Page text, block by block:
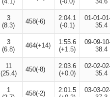
3
(8.3)
458(-6)
2:04.1
(-0.1)
01-01-
35.4
3
(6.8)
464(+14)
1:55.6
(+1.5)
09-09-
38.4
11
(25.4)
450(-8)
2:03.6
(+0.0)
02-02-
35.4
1
458(-2)
2:01.5
03-03-